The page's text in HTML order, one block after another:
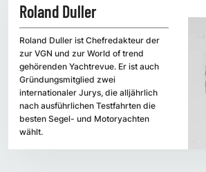
Roland Duller
Roland Duller ist Chefredakteur der
zur VGN und zur World of trend
gehörenden Yachtrevue. Er ist auch
Gründungsmitglied zwei
internationaler Jurys, die alljährlich
nach ausführlichen Testfahrten die
besten Segel- und Motoryachten
wählt.